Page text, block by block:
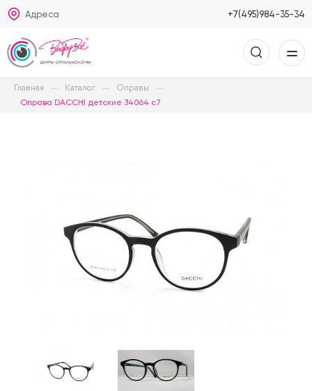
Адреса +7(495)984-35-34
Главная Каталог Оправы
Оправа DACCHI детские 34064 c7